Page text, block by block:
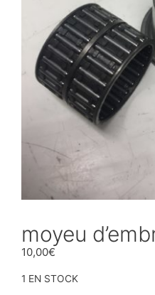
moyeu
10,00€
1 EN STOCK